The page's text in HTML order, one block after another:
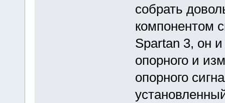
собрать
компонентом
Spartan 3, он
опорного и
опорного